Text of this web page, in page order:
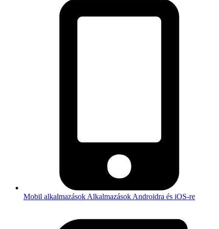
Mobil alkalmazások Alkalmazások Androidra és iOS-re